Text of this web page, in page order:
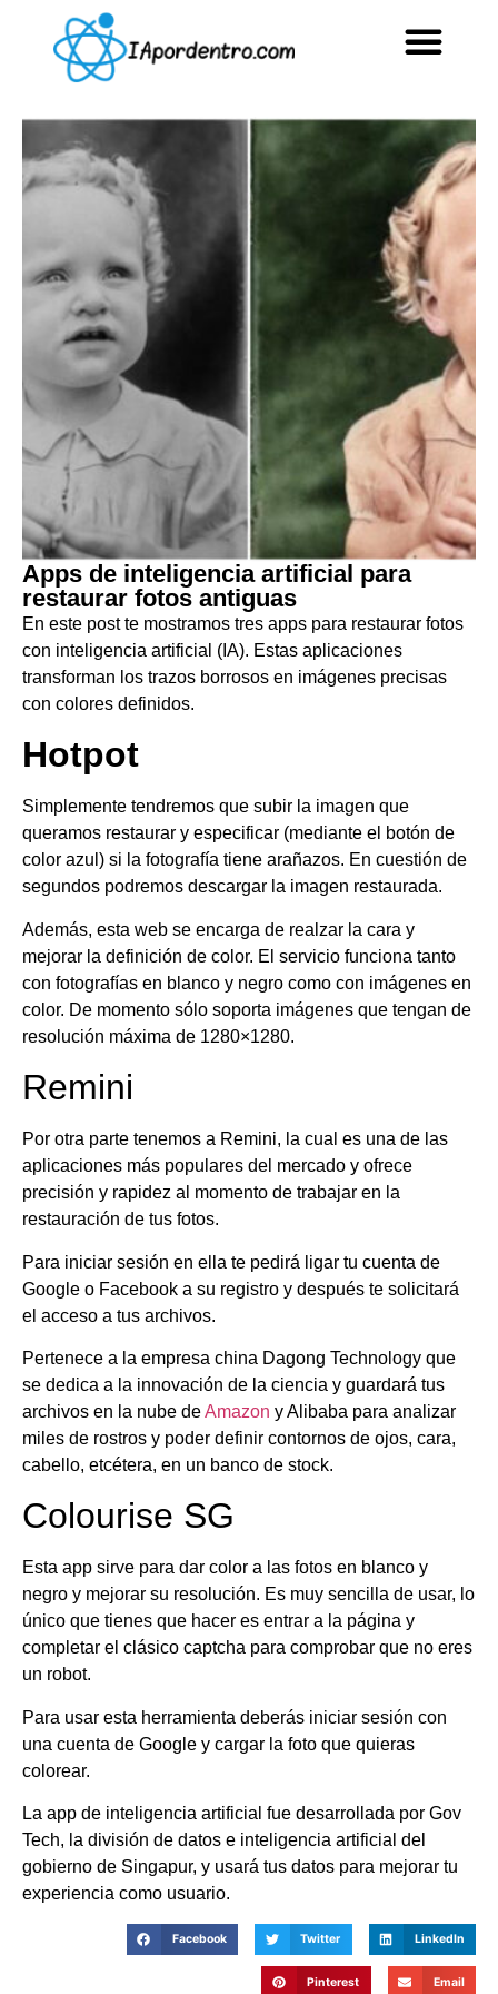
Apps de inteligencia artificial para
restaurar fotos antiguas
En este post te mostramos tres apps para restaurar fotos
con inteligencia artificial (IA). Estas aplicaciones
transforman los trazos borrosos en imágenes precisas
con colores definidos.
Hotpot
Simplemente tendremos que subir la imagen que
queramos restaurar y especificar (mediante el botón de
color azul) si la fotografía tiene arañazos. En cuestión de
segundos podremos descargar la imagen restaurada.
Además, esta web se encarga de realzar la cara y
mejorar la definición de color. El servicio funciona tanto
con fotografías en blanco y negro como con imágenes en
color. De momento sólo soporta imágenes que tengan de
resolución máxima de 1280×1280.
Remini
Por otra parte tenemos a Remini, la cual es una de las
aplicaciones más populares del mercado y ofrece
precisión y rapidez al momento de trabajar en la
restauración de tus fotos.
Para iniciar sesión en ella te pedirá ligar tu cuenta de
Google o Facebook a su registro y después te solicitará
el acceso a tus archivos.
Pertenece a la empresa china Dagong Technology que
se dedica a la innovación de la ciencia y guardará tus
archivos en la nube deAmazon y Alibaba para analizar
miles de rostros y poder definir contornos de ojos, cara,
cabello, etcétera, en un banco de stock.
Colourise SG
Esta app sirve para dar color a las fotos en blanco y
negro y mejorar su resolución. Es muy sencilla de usar, lo
único que tienes que hacer es entrar a la página y
completar el clásico captcha para comprobar que no eres
un robot.
Para usar esta herramienta deberás iniciar sesión con
una cuenta de Google y cargar la foto que quieras
colorear.
La app de inteligencia artificial fue desarrollada por Gov
Tech, la división de datos e inteligencia artificial del
gobierno de Singapur, y usará tus datos para mejorar tu
experiencia como usuario.
Facebook Twitter LinkedIn
Pinterest Email